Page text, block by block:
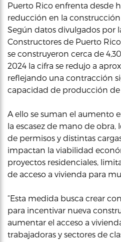
Puerto Rico enfrenta desde
reducción en la
Según datos divulgados por
Constructores de Puerto
se construyeron cerca de
2024 la cifra se redujo a
reflejando una contracción
capacidad de producción de
A ello se suman el aumento
la escasez de mano de obra,
de permisos y distintas
impactan la viabilidad
proyectos residenciales,
de acceso a vivienda para
“Esta medida busca crear
para incentivar nueva
aumentar el acceso a
trabajadoras y sectores de